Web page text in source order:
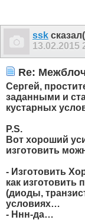
ssk
13.02.2015
Re:
Сергей,
заданными и
кустарных
P.S.
Вот хороший
изготовить
- Изготовить
как
(диоды,
условиях…
- Ннн-да…